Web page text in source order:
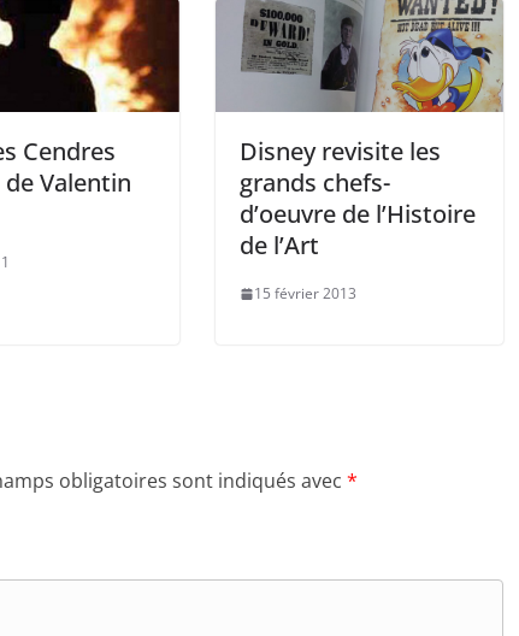
Cendres
Valentin
Disney revisite les
grands chefs-
d’oeuvre de l’Histoire
de l’Art
15 février 2013
obligatoires sont indiqués avec *